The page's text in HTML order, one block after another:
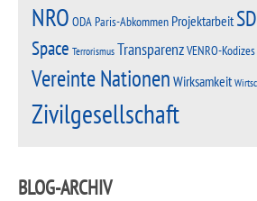
NRO ODAParis-Abkommen Projektarbeit
Space TerrorismusTransparenzVENRO-Kodizes
Vereinte Nationen Wirksamkeit
Zivilgesellschaft
BLOG-ARCHIV